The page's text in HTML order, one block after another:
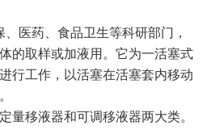
医药、食品卫生等科研部门，
的取样或加液用。它为一活塞式
行工作，以活塞在活塞套内移动
量移液器和可调移液器两大类。